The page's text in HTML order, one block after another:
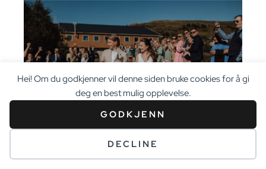
Hei! Om du godkjenner vil denne siden bruke cookies for å gi
deg en best mulig opplevelse.
GODKJENN
DECLINE